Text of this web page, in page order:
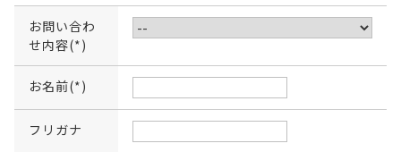
お問い合わ
せ内容(*)
お名前(*)
フリガナ